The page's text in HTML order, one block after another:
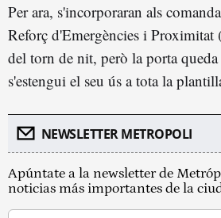
Per ara, s'incorporaran als
Reforç d'Emergències i Proximitat
del torn de nit, però la porta queda
s'estengui el seu ús a tota la
NEWSLETTER METROPOLI
Apúntate a la newsletter de
noticias más importantes de la